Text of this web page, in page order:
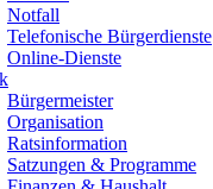
Notfall
Telefonische Bürgerdienste
Online-Dienste
Bürgermeister
Organisation
Ratsinformation
Satzungen & Programme